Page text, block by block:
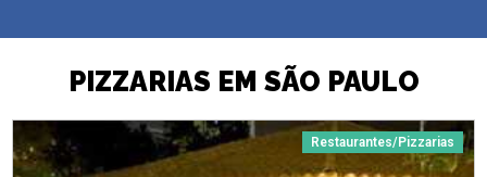
PIZZARIAS EM SÃO PAULO
Restaurantes/Pizzarias